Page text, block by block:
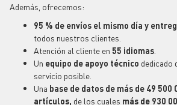
Además, ofrecemos:
95 % de envíos el mismo día y
todos nuestros clientes.
Atención al cliente en 55 idiomas
Un equipo de apoyo técnico dedicado
servicio posible.
Una base de datos de más de 49 500
artículos, de los cuales más de 930